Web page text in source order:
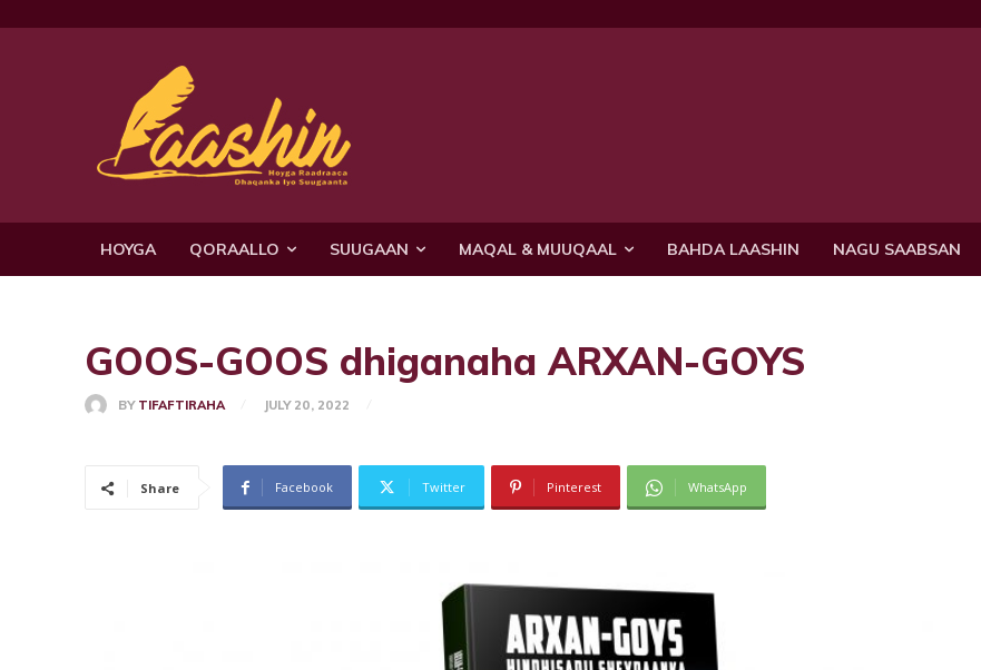
HOYGA QORAALLO SUUGAAN MAQAL & MUUQAAL BAHDA LAASHIN NAGU SAABSAN
GOOS-GOOS dhiganaha ARXAN-GOYS
BY TIFAFTIRAHA JULY 20, 2022
Share Facebook Twitter Pinterest WhatsApp